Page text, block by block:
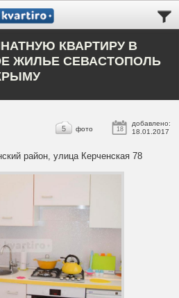
КВАРТИРУ В
ЖИЛЬЕ СЕВАСТОПОЛЬ
18
добавлено:
18.01.2017
5 фото
район, улица Керченская 78